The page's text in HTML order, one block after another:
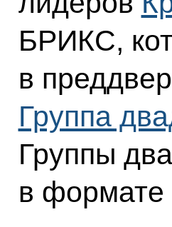
БРИКС,
в
Группа
Группы
в формате